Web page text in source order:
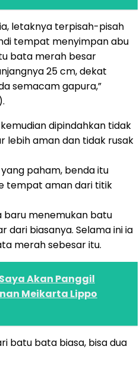
letaknya terpisah-pisah
tempat menyimpan abu
bata merah besar
25 cm, dekat
semacam gapura,”
dipindahkan tidak
lebih aman dan tidak rusak
paham, benda itu
tempat aman dari titik
baru menemukan batu
dari biasanya. Selama ini ia
merah sebesar itu.
Akan Panggil
Meikarta Lippo
batu bata biasa, bisa dua